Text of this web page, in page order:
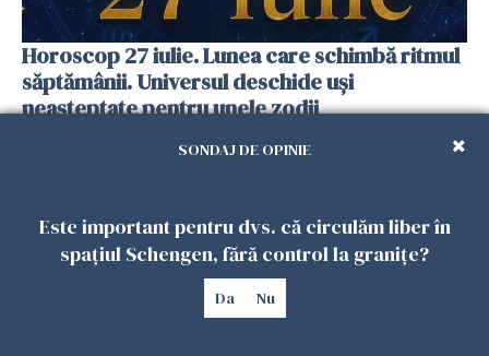
Horoscop 27 iulie. Lunea care schimbă ritmul
săptămânii. Universul deschide uși
neașteptate pentru unele zodii
SONDAJ DE OPINIE
Este important pentru dvs. că circulăm liber în
spațiul Schengen, fără control la granițe?
Da Nu